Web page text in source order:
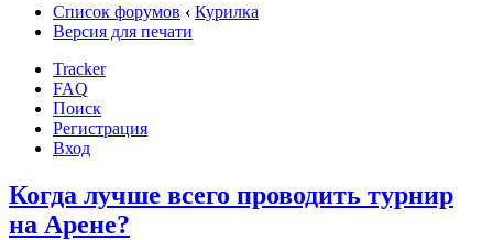
Список форумов ‹ Курилка
Версия для печати
Tracker
FAQ
Поиск
Регистрация
Вход
Когда лучше всего проводить турнир
на Арене?